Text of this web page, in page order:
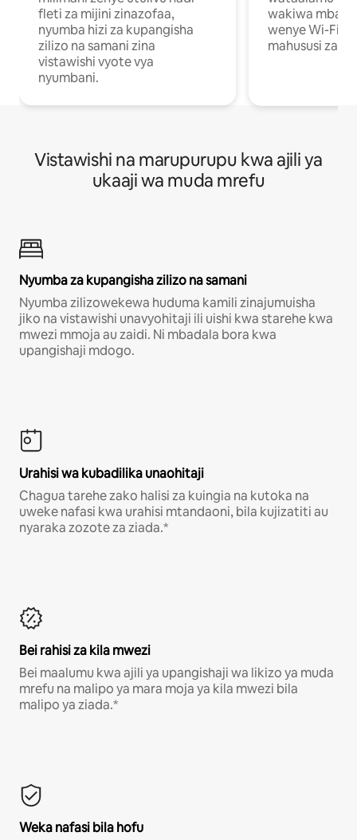
fleti za mijini zinazofaa,
nyumba hizi za kupangisha
zilizo na samani zina
vistawishi vyote vya
nyumbani.
wakiwa mbali
wenye Wi-Fi
mahususi za
Vistawishi na marupurupu kwa ajili ya
ukaaji wa muda mrefu
Nyumba za kupangisha zilizo na samani
Nyumba zilizowekewa huduma kamili zinajumuisha
jiko na vistawishi unavyohitaji ili uishi kwa starehe kwa
mwezi mmoja au zaidi. Ni mbadala bora kwa
upangishaji mdogo.
Urahisi wa kubadilika unaohitaji
Chagua tarehe zako halisi za kuingia na kutoka na
uweke nafasi kwa urahisi mtandaoni, bila kujizatiti au
nyaraka zozote za ziada.*
Bei rahisi za kila mwezi
Bei maalumu kwa ajili ya upangishaji wa likizo ya muda
mrefu na malipo ya mara moja ya kila mwezi bila
malipo ya ziada.*
Weka nafasi bila hofu